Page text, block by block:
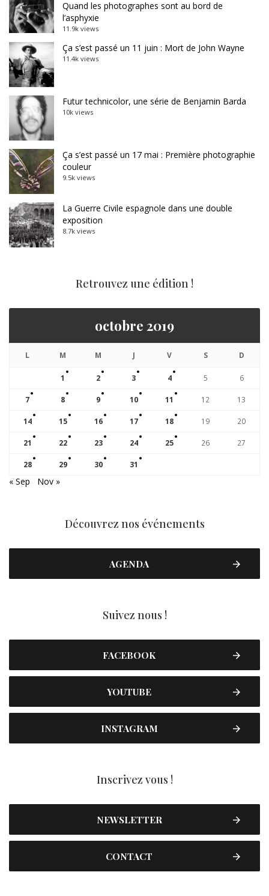
Quand les photographes sont au bord de
l’asphyxie
11.9k views
Ça s’est passé un 11 juin : Mort de John Wayne
11.4k views
Futur technicolor, une série de Benjamin Barda
10k views
Ça s’est passé un 17 mai : Première photographie
couleur
9.5k views
La Guerre Civile espagnole dans une double
exposition
8.7k views
Retrouvez une édition !
octobre 2019
L M M J V S D
1 2 3 4 5 6
7 8 9 10 11 12 13
14 15 16 17 18 19 20
21 22 23 24 25 26 27
28 29 30 31
« Sep Nov »
Découvrez nos événements
AGENDA
Suivez nous !
FACEBOOK
YOUTUBE
INSTAGRAM
Inscrivez vous !
NEWSLETTER
CONTACT